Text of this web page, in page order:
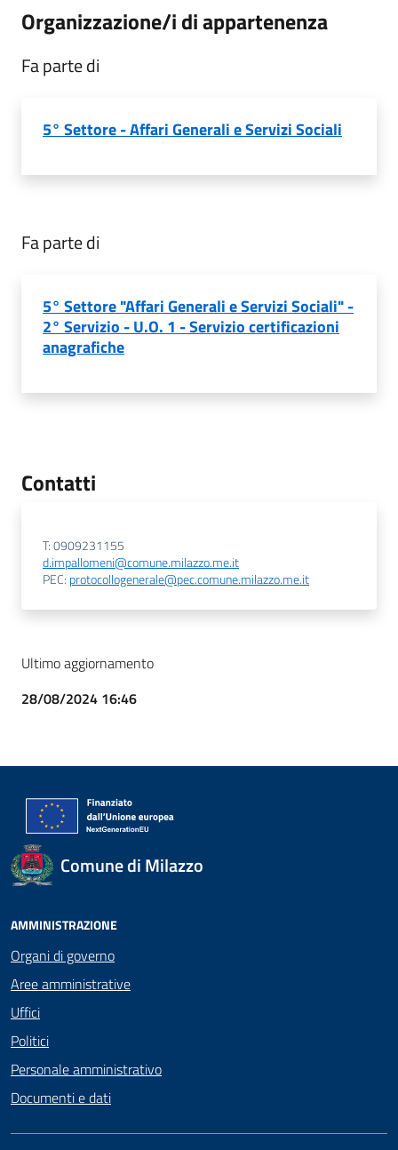
Organizzazione/i di appartenenza
Fa parte di
5° Settore - Affari Generali e Servizi Sociali
Fa parte di
5° Settore "Affari Generali e Servizi Sociali" -
2° Servizio - U.O. 1 - Servizio certificazioni
anagrafiche
Contatti
T: 0909231155
d.impallomeni@comune.milazzo.me.it
PEC: protocollogenerale@pec.comune.milazzo.me.it
Ultimo aggiornamento
28/08/2024 16:46
Comune di Milazzo
AMMINISTRAZIONE
Organi di governo
Aree amministrative
Uffici
Politici
Personale amministrativo
Documenti e dati